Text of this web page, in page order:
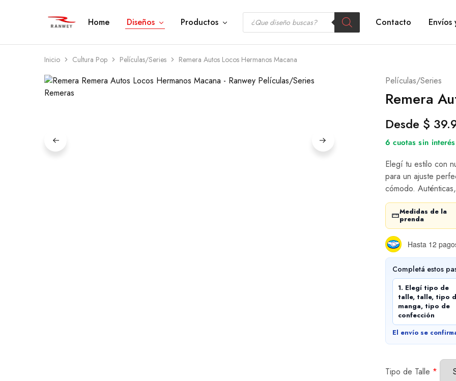
Ranwey
Tu
Tu
Diseño
Tu
Tu
—
Remeras,
Buzos
y
Calzas
Home Diseños Productos Contacto Envíos
Inicio Cultura Pop Películas/Series Remera Autos Locos Hermanos Macana
Películas/Series
Remera
Desde $
6 cuotas sin
Elegí tu estilo con
para un ajuste
cómodo.
Medidas de la
prenda
Hasta 12
Completá estos
1. Elegí tipo de
talle, talle, tipo
manga, tipo de
confección
El envío se
Tipo de Talle *